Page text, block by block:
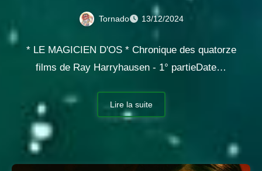
Tornado 13/12/2024
* LE MAGICIEN D'OS * Chronique des quatorze
films de Ray Harryhausen - 1° partieDate…
Lire la suite